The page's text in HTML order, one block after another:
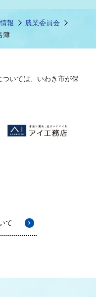
報
農業委員会
簿
いては、いわき市が保
て